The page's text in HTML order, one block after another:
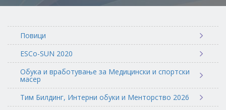
Повици
ESCo-SUN 2020
Обука и вработување за Медицински и спортски
масер
Тим Билдинг, Интерни обуки и Менторство 2026